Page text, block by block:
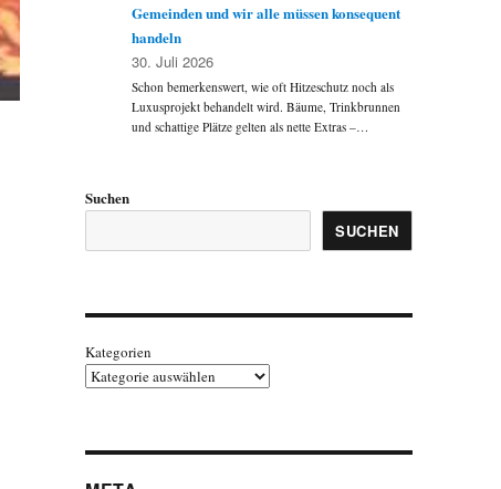
Gemeinden und wir alle müssen konsequent
handeln
30. Juli 2026
Schon bemerkenswert, wie oft Hitzeschutz noch als
Luxusprojekt behandelt wird. Bäume, Trinkbrunnen
und schattige Plätze gelten als nette Extras –…
Suchen
SUCHEN
Kategorien